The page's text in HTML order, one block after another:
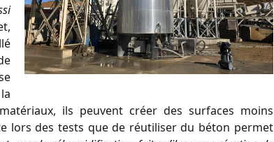
ils peuvent créer des surfaces moins
lors des tests que de réutiliser du béton permet